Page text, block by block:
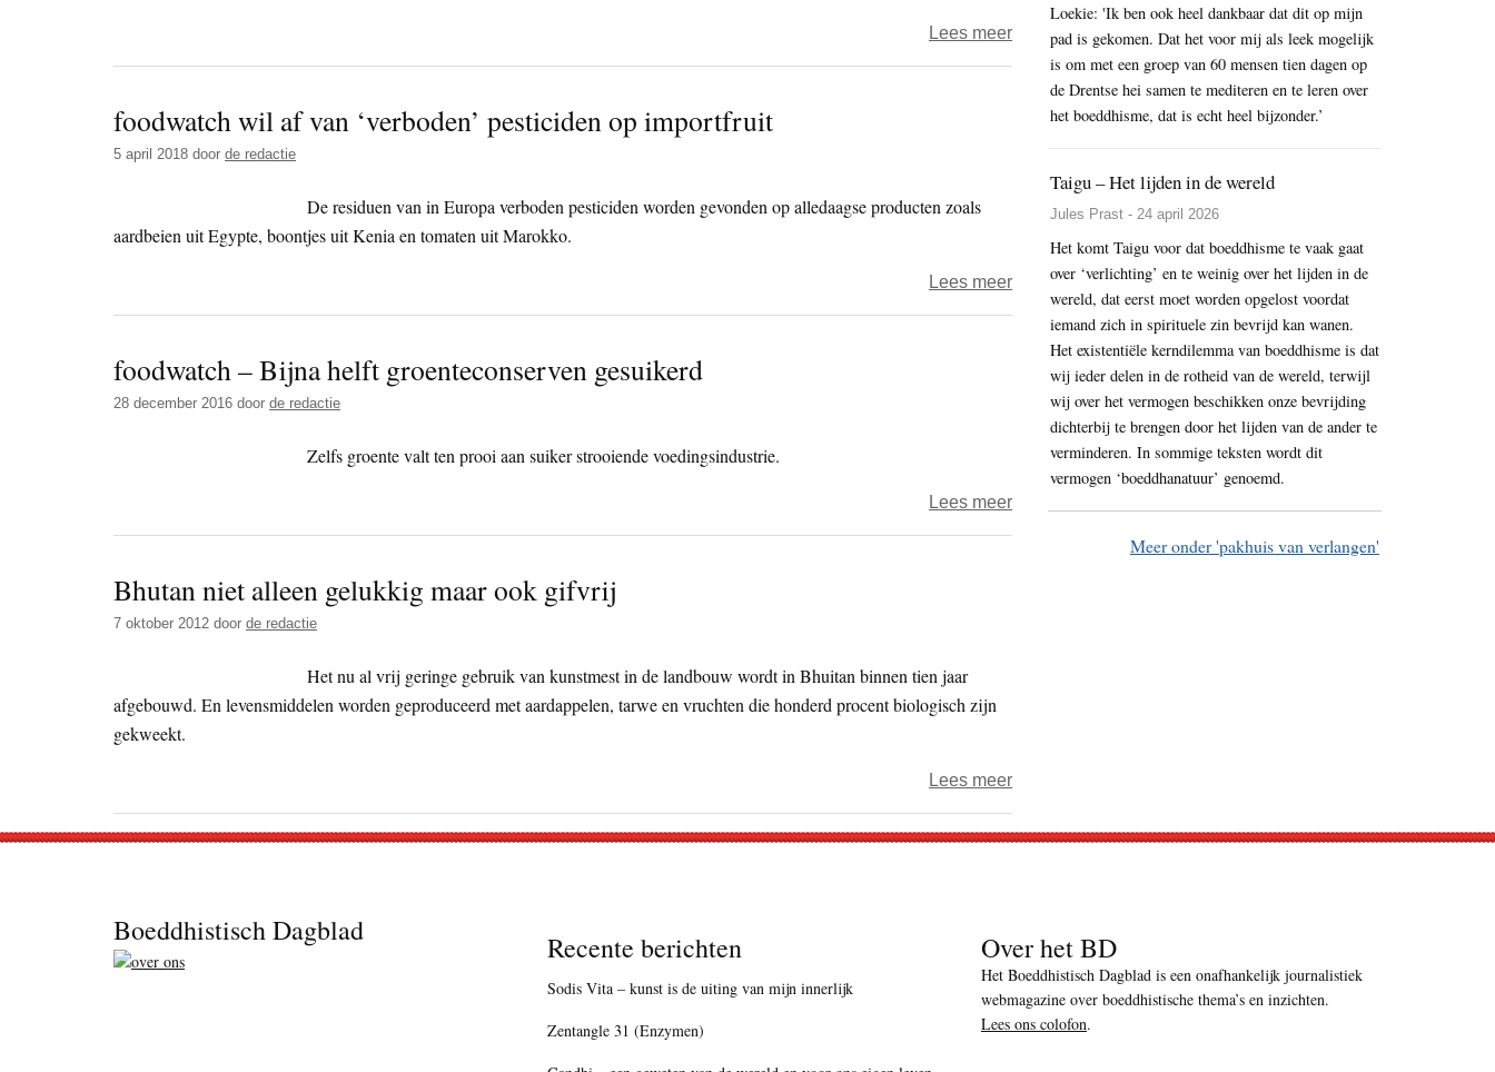
Nationale
Week
Zonder
Lees meerover
boeddhist
vegetariër?
foodwatch wil af van ‘verboden’ pesticiden op importfruit
5 april 2018 door de redactie
De residuen van in Europa verboden pesticiden worden gevonden op alledaagse producten zoals
aardbeien uit Egypte, boontjes uit Kenia en tomaten uit Marokko.
Lees meerover
foodwatch
‘verboden’
pesticiden
importfruit
foodwatch – Bijna helft groenteconserven gesuikerd
28 december 2016 door de redactie
Zelfs groente valt ten prooi aan suiker strooiende voedingsindustrie.
Lees meerover
Bhutan niet alleen gelukkig maar ook gifvrij
7 oktober 2012 door de redactie
Het nu al vrij geringe gebruik van kunstmest in de landbouw wordt in Bhuitan binnen tien jaar
afgebouwd. En levensmiddelen worden geproduceerd met aardappelen, tarwe en vruchten die honderd procent biologisch zijn
gekweekt.
Lees meerover
niet
ook
gifvrij
Loekie: 'Ik ben ook heel dankbaar dat dit op mijn
pad is gekomen. Dat het voor mij als leek mogelijk
is om met een groep van 60 mensen tien dagen op
de Drentse hei samen te mediteren en te leren over
het boeddhisme, dat is echt heel bijzonder.’
Taigu – Het lijden in de wereld
Jules Prast - 24 april 2026
Het komt Taigu voor dat boeddhisme te vaak gaat
over ‘verlichting’ en te weinig over het lijden in de
wereld, dat eerst moet worden opgelost voordat
iemand zich in spirituele zin bevrijd kan wanen.
Het existentiële kerndilemma van boeddhisme is dat
wij ieder delen in de rotheid van de wereld, terwijl
wij over het vermogen beschikken onze bevrijding
dichterbij te brengen door het lijden van de ander te
verminderen. In sommige teksten wordt dit
vermogen ‘boeddhanatuur’ genoemd.
Meer onder 'pakhuis van verlangen'
Boeddhistisch Dagblad Recente berichten
Sodis Vita – kunst is de uiting van mijn innerlijk
Zentangle 31 (Enzymen)
Over het BD
Het Boeddhistisch Dagblad is een onafhankelijk journalistiek
webmagazine over boeddhistische thema’s en inzichten.
Lees ons colofon.